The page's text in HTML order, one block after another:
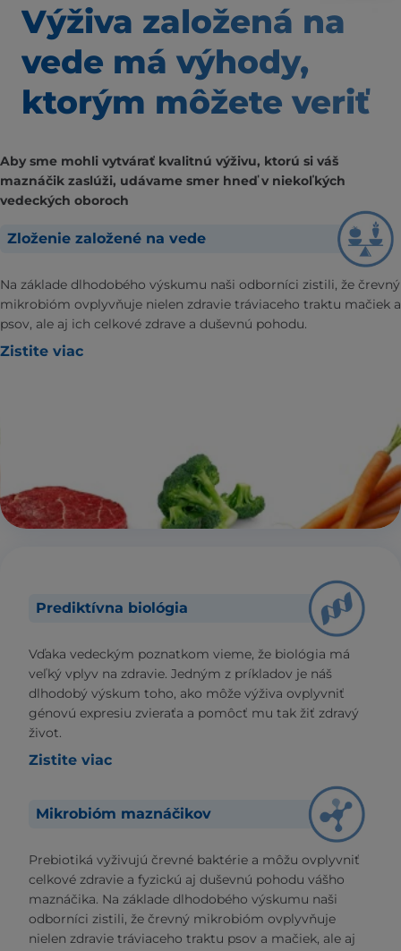
Výživa založená na
vede má výhody,
ktorým môžete veriť
Aby sme mohli vytvárať kvalitnú výživu, ktorú si váš
maznáčik zaslúži, udávame smer hneď v niekoľkých
vedeckých oboroch
Zloženie založené na vede
Na základe dlhodobého výskumu naši odborníci zistili, že črevný
mikrobióm ovplyvňuje nielen zdravie tráviaceho traktu mačiek a
psov, ale aj ich celkové zdrave a duševnú pohodu.
Zistite viac
Prediktívna biológia
Vďaka vedeckým poznatkom vieme, že biológia má
veľký vplyv na zdravie. Jedným z príkladov je náš
dlhodobý výskum toho, ako môže výživa ovplyvniť
génovú expresiu zvieraťa a pomôcť mu tak žiť zdravý
život.
Zistite viac
Mikrobióm maznáčikov
Prebiotiká vyživujú črevné baktérie a môžu ovplyvniť
celkové zdravie a fyzickú aj duševnú pohodu vášho
maznáčika. Na základe dlhodobého výskumu naši
odborníci zistili, že črevný mikrobióm ovplyvňuje
nielen zdravie tráviaceho traktu psov a mačiek, ale aj